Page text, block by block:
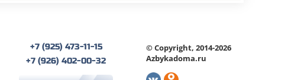
+7 (925) 473-11-15
+7 (926) 402-00-32
© Copyright, 2014-2026
Azbykadoma.ru